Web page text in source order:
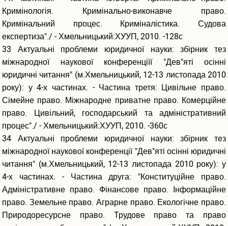
Кримінологія. Кримінально-виконавче право.
Кримінальний процес. Криміналістика. Судова
експертиза"./ - Хмельницький:ХУУП, 2010. -128с
33 Актуальні проблеми юридичної науки: збірник тез
міжнародної наукової конференціїї "Дев"яті осінні
юридичні читання" (м.Хмельницький, 12-13 листопада 2010
року): у 4-х частинах. - Частина третя: Цивільне право.
Сімейне право. Міжнародне приватне право. Комерційне
право. Цивільний, господарський та адміністративний
процес"./ - Хмельницький:ХУУП, 2010. -360с
34 Актуальні проблеми юридичної науки: збірник тез
міжнародної наукової конференції "Дев"яті осінні юридичні
читання" (м.Хмельницький, 12-13 листопада 2010 року): у
4-х частинах. - Частина друга: "Конституційне право.
Адміністративне право. Фінансове право. Інформаційне
право. Земельне право. Аграрне право. Екологічне право.
Природоресурсне право. Трудове право та право